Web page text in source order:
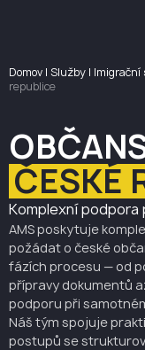
Domov | Služby | Imigrační
republice
ČESKÉ
Komplexní
AMS poskytuje
požádat o české
fázích procesu — od
přípravy dokumentů
podporu při
Náš tým spojuje
postupů se